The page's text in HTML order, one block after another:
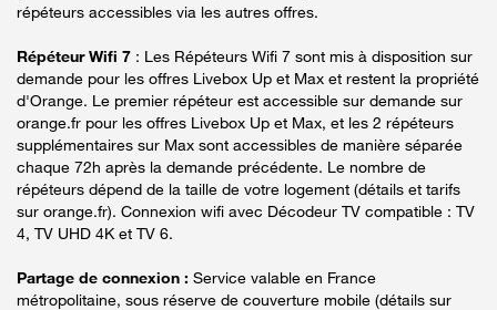
répéteurs accessibles via les autres offres.
Répéteur Wifi 7 : Les Répéteurs Wifi 7 sont mis à disposition sur
demande pour les offres Livebox Up et Max et restent la propriété
d'Orange. Le premier répéteur est accessible sur demande sur
orange.fr pour les offres Livebox Up et Max, et les 2 répéteurs
supplémentaires sur Max sont accessibles de manière séparée
chaque 72h après la demande précédente. Le nombre de
répéteurs dépend de la taille de votre logement (détails et tarifs
sur orange.fr). Connexion wifi avec Décodeur TV compatible : TV
4, TV UHD 4K et TV 6.
Partage de connexion : Service valable en France
métropolitaine, sous réserve de couverture mobile (détails sur